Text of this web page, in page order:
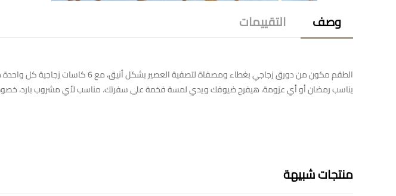
وصف التقييمات
الطقم مكون من دورق زجاجي بغطاء ومصفاة
يناسب رمضان أو أي عزومة، هيفرح ضيوفك ويدي لمسة فخمة على سفرتك. مناسب لأي مشروب بارد،
منتجات شبيهة